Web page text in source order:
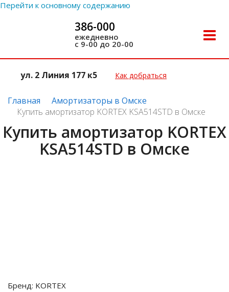
Перейти к основному содержанию
Toggle
386-000
ежедневно
с 9-00 до 20-00
ул. 2 Линия 177 к5 Как добраться
Главная
Амортизаторы в Омске
Купить амортизатор KORTEX KSA514STD в Омске
Купить амортизатор KORTEX
KSA514STD в Омске
Бренд: KORTEX